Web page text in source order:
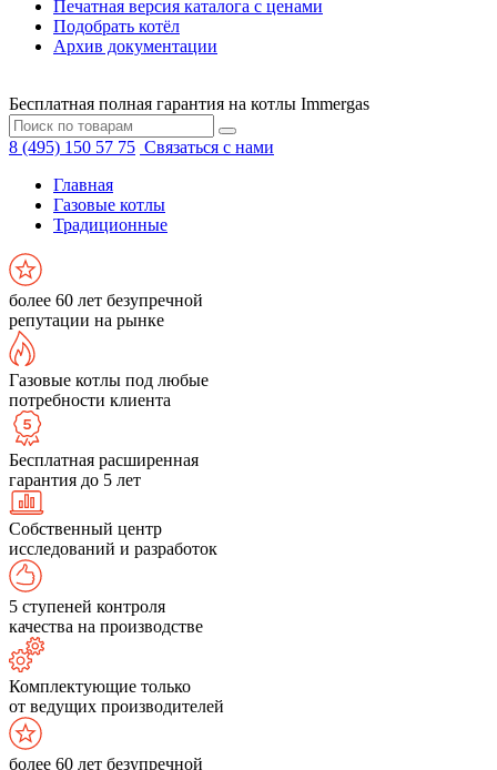
Печатная версия каталога с ценами
Подобрать котёл
Архив документации
Бесплатная полная гарантия на котлы Immergas
8 (495) 150 57 75 Связаться с нами
Главная
Газовые котлы
Традиционные
более 60 лет безупречной
репутации на рынке
Газовые котлы под любые
потребности клиента
Бесплатная расширенная
гарантия до 5 лет
Собственный центр
исследований и разработок
5 ступеней контроля
качества на производстве
Комплектующие только
от ведущих производителей
более 60 лет безупречной